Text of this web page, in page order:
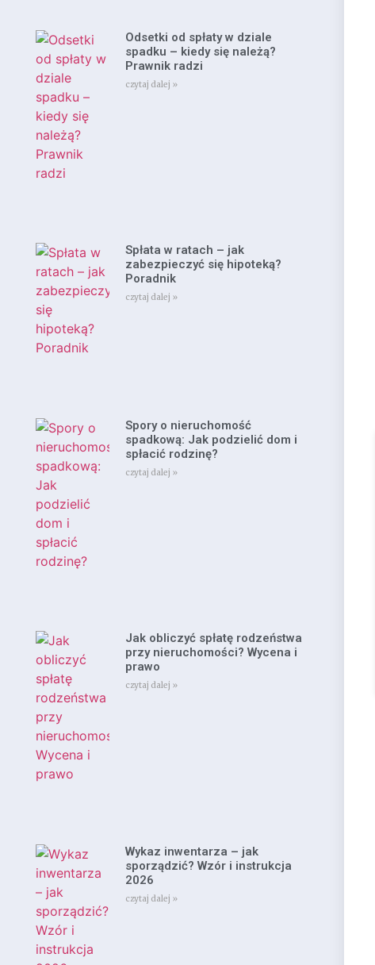
Odsetki od spłaty w dziale
spadku – kiedy się należą?
Prawnik radzi
czytaj dalej »
Spłata w ratach – jak
zabezpieczyć się hipoteką?
Poradnik
czytaj dalej »
Spory o nieruchomość
spadkową: Jak podzielić dom i
spłacić rodzinę?
czytaj dalej »
Jak obliczyć spłatę rodzeństwa
przy nieruchomości? Wycena i
prawo
czytaj dalej »
Wykaz inwentarza – jak
sporządzić? Wzór i instrukcja
2026
czytaj dalej »